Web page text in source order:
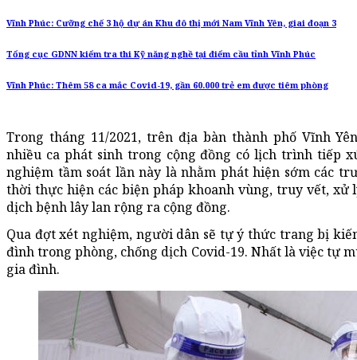
Vĩnh Phúc: Cưỡng chế 3 hộ dự án Khu đô thị mới Nam Vĩnh Yên, giai đoạn 3
Tổng cục GDNN kiểm tra thi Kỹ năng nghề tại điểm cầu tỉnh Vĩnh Phúc
Vĩnh Phúc: Thêm 58 ca mắc Covid-19, gần 60.000 trẻ em được tiêm phòng
Trong tháng 11/2021, trên địa bàn thành phố Vĩnh
nhiều ca phát sinh trong cộng đồng có lịch trình tiếp
nghiệm tầm soát lần này là nhằm phát hiện sớm các
thời thực hiện các biện pháp khoanh vùng, truy vết, xử
dịch bệnh lây lan rộng ra cộng đồng.
Qua đợt xét nghiệm, người dân sẽ tự ý thức trang bị
đình trong phòng, chống dịch Covid-19. Nhất là việc tự
gia đình.